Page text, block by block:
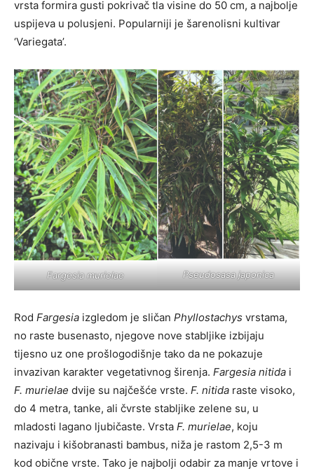
vrsta formira gusti pokrivač tla visine do 50 cm, a najbolje
uspijeva u polusjeni. Popularniji je šarenolisni kultivar
‘Variegata’.
Fargesia murielae Pseudosasa japonica
Rod Fargesia izgledom je sličan Phyllostachys vrstama,
no raste busenasto, njegove nove stabljike izbijaju
tijesno uz one prošlogodišnje tako da ne pokazuje
invazivan karakter vegetativnog širenja. Fargesia nitida i
F. murielae dvije su najčešće vrste. F. nitida raste visoko,
do 4 metra, tanke, ali čvrste stabljike zelene su, u
mladosti lagano ljubičaste. Vrsta F. murielae, koju
nazivaju i kišobranasti bambus, niža je rastom 2,5-3 m
kod obične vrste. Tako je najbolji odabir za manje vrtove i